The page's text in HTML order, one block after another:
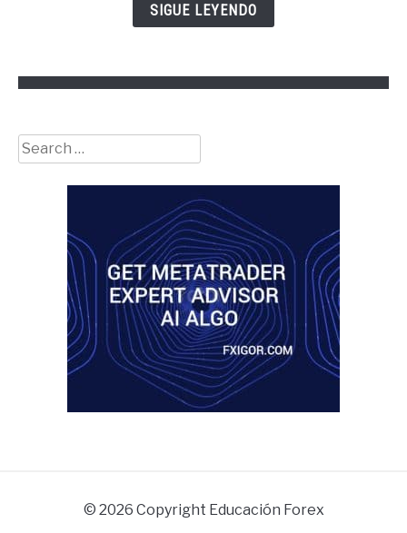
SIGUE LEYENDO
Search
for:
© 2026 Copyright Educación Forex